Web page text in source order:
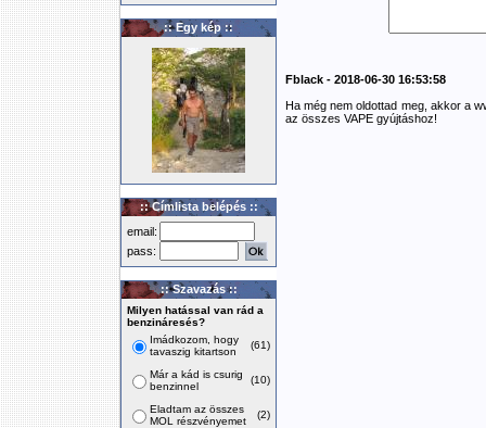
:: Egy kép ::
:: Címlista belépés ::
email:
pass:
:: Szavazás ::
Milyen hatással van rád a
benzináresés?
Imádkozom, hogy
tavaszig kitartson
(61)
Már a kád is csurig
benzinnel
(10)
Eladtam az összes
MOL részvényemet
(2)
Fblack - 2018-06-30 16:53:58
Ha még nem oldottad meg, akkor a
az összes VAPE gyújtáshoz!